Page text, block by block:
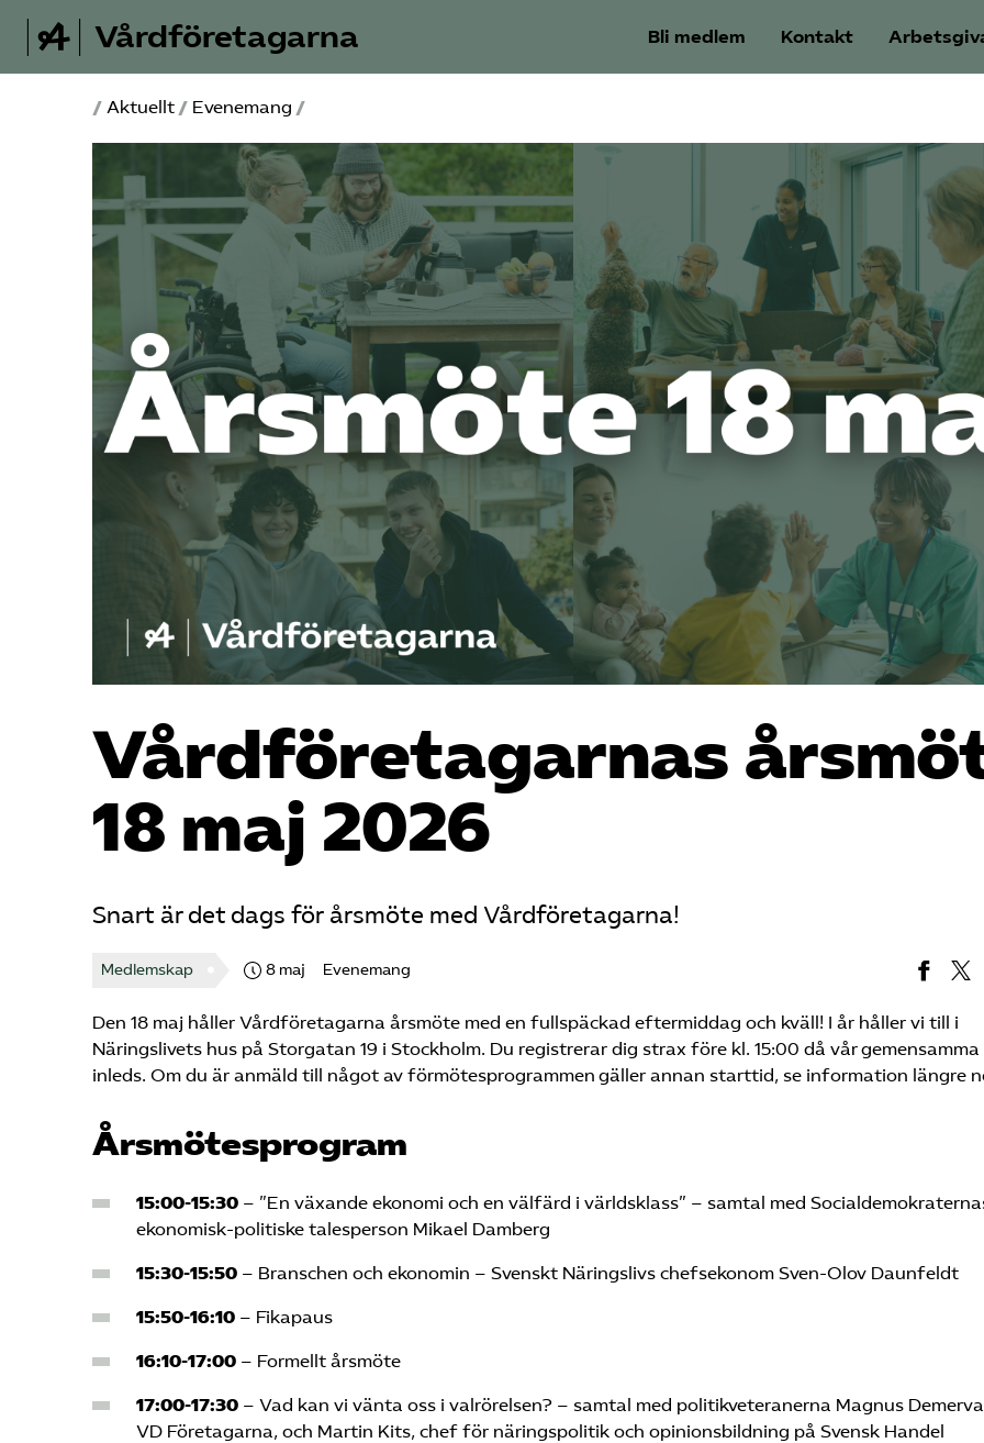
Vårdföretagarna Bli medlem Kontakt
/ Aktuellt / Evenemang /
Vård­företagarnas
18 maj 2026
Snart är det dags för årsmöte med Vårdföretagarna!
Medlemskap 8 maj Evenemang
Den 18 maj håller Vårdföretagarna årsmöte med en fullspäckad eftermiddag och kväll! I år håller vi till i
Näringslivets hus på Storgatan 19 i Stockholm. Du registrerar dig strax före kl. 15:00 då vår
inleds. Om du är anmäld till något av förmötesprogrammen gäller annan starttid, se information längre
Årsmötesprogram
15:00-15:30 – ”En växande ekonomi och en välfärd i världsklass” – samtal med
ekonomisk-politiske talesperson Mikael Damberg
15:30-15:50 – Branschen och ekonomin – Svenskt Näringslivs chefsekonom Sven-Olov Daunfeldt
15:50-16:10 – Fikapaus
16:10-17:00 – Formellt årsmöte
17:00-17:30 – Vad kan vi vänta oss i valrörelsen? – samtal med politikveteranerna Magnus
VD Företagarna, och Martin Kits, chef för näringspolitik och opinionsbildning på Svensk Handel